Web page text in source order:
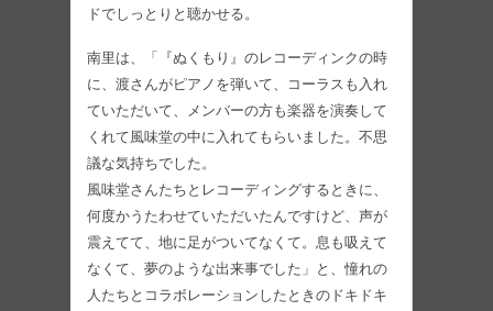
ドでしっとりと聴かせる。
南里は、「『ぬくもり』のレコーディンクの時
に、渡さんがピアノを弾いて、コーラスも入れ
ていただいて、メンバーの方も楽器を演奏して
くれて風味堂の中に入れてもらいました。不思
議な気持ちでした。
風味堂さんたちとレコーディングするときに、
何度かうたわせていただいたんですけど、声が
震えてて、地に足がついてなくて。息も吸えて
なくて、夢のような出来事でした」と、憧れの
人たちとコラボレーションしたときのドキドキ